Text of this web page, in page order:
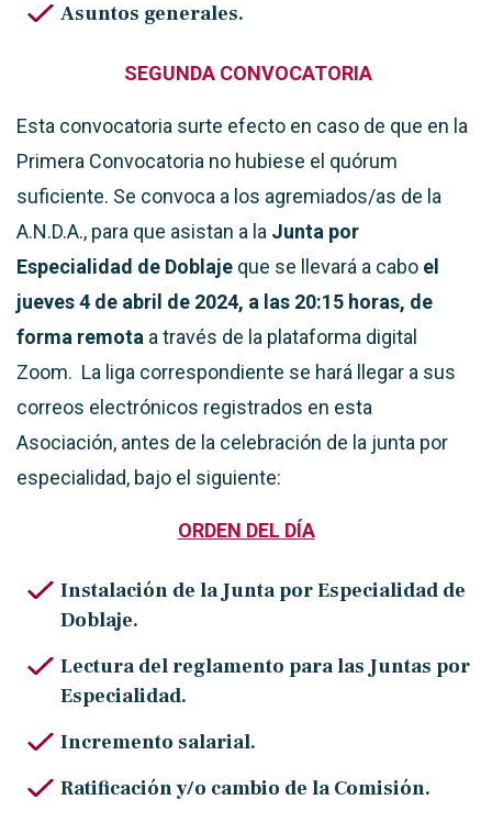
Asuntos generales.
SEGUNDA CONVOCATORIA
Esta convocatoria surte efecto en caso de que en la
Primera Convocatoria no hubiese el quórum
suficiente. Se convoca a los agremiados/as de la
A.N.D.A., para que asistan a la Junta por
Especialidad de Doblaje que se llevará a cabo el
jueves 4 de abril de 2024, a las 20:15 horas, de
forma remota a través de la plataforma digital
Zoom. La liga correspondiente se hará llegar a sus
correos electrónicos registrados en esta
Asociación, antes de la celebración de la junta por
especialidad, bajo el siguiente:
ORDEN DEL DÍA
Instalación de la Junta por Especialidad de
Doblaje.
Lectura del reglamento para las Juntas por
Especialidad.
Incremento salarial.
Ratificación y/o cambio de la Comisión.